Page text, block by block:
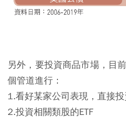
另外，要投資商品市場，目
個管道進行：
1.看好某家公司表現，直接
2.投資相關類股的ETF